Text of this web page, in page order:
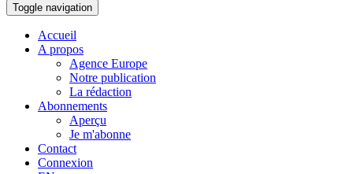
Toggle navigation
Accueil
A propos
Agence Europe
Notre publication
La rédaction
Abonnements
Aperçu
Je m'abonne
Contact
Connexion